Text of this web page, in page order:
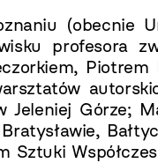
(obecnie
profesora
Piotrem
Górze;
Sztuki